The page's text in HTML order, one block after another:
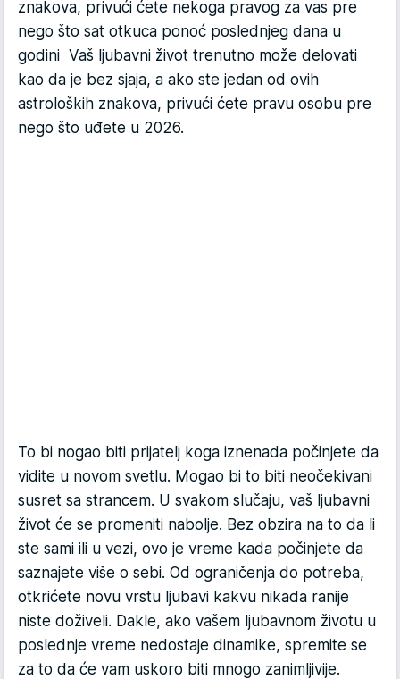
znakova, privući ćete nekoga pravog za vas pre
nego što sat otkuca ponoć poslednjeg dana u
godini Vaš ljubavni život trenutno može delovati
kao da je bez sjaja, a ako ste jedan od ovih
astroloških znakova, privući ćete pravu osobu pre
nego što uđete u 2026.
To bi nogao biti prijatelj koga iznenada počinjete da
vidite u novom svetlu. Mogao bi to biti neočekivani
susret sa strancem. U svakom slučaju, vaš ljubavni
život će se promeniti nabolje. Bez obzira na to da li
ste sami ili u vezi, ovo je vreme kada počinjete da
saznajete više o sebi. Od ograničenja do potreba,
otkrićete novu vrstu ljubavi kakvu nikada ranije
niste doživeli. Dakle, ako vašem ljubavnom životu u
poslednje vreme nedostaje dinamike, spremite se
za to da će vam uskoro biti mnogo zanimljivije.